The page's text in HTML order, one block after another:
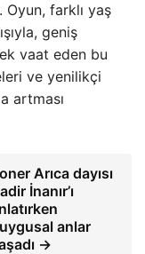
Oyun, farklı yaş
geniş
vaat eden bu
ve yenilikçi
artması
Arıca dayısı
İnanır’ı
anlar
→